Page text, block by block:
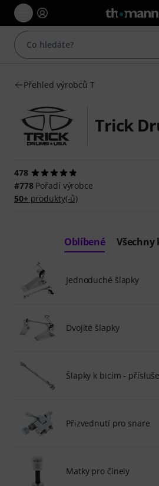
Přehled výrobců T
Trick
478
#778Pořadí výrobce
50+produkty(-ů)
Oblíbené Všechny
Jednoduché šlapky
Dvojité šlapky
Šlapky k bicím -
Přizvednutí pro snare
Matky pro činely